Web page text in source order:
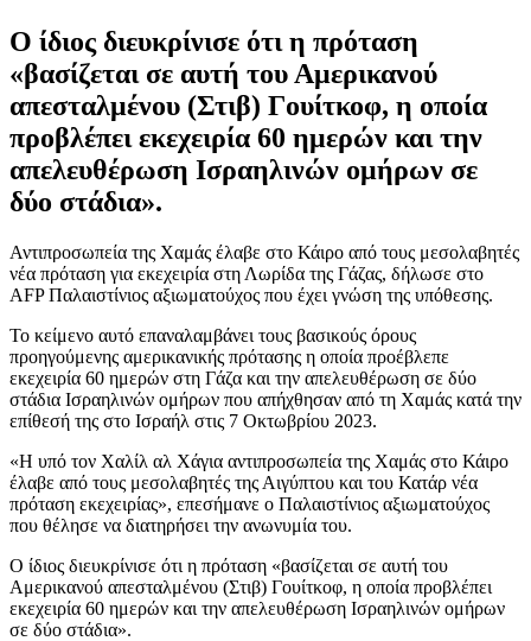
Ο ίδιος διευκρίνισε ότι η πρόταση
«βασίζεται σε αυτή του Αμερικανού
απεσταλμένου (Στιβ) Γουίτκοφ, η οποία
προβλέπει εκεχειρία 60 ημερών και την
απελευθέρωση Ισραηλινών ομήρων σε
δύο στάδια».
Αντιπροσωπεία της Χαμάς έλαβε στο Κάιρο από τους μεσολαβητές
νέα πρόταση για εκεχειρία στη Λωρίδα της Γάζας, δήλωσε στο
AFP Παλαιστίνιος αξιωματούχος που έχει γνώση της υπόθεσης.
Το κείμενο αυτό επαναλαμβάνει τους βασικούς όρους
προηγούμενης αμερικανικής πρότασης η οποία προέβλεπε
εκεχειρία 60 ημερών στη Γάζα και την απελευθέρωση σε δύο
στάδια Ισραηλινών ομήρων που απήχθησαν από τη Χαμάς κατά την
επίθεσή της στο Ισραήλ στις 7 Οκτωβρίου 2023.
«Η υπό τον Χαλίλ αλ Χάγια αντιπροσωπεία της Χαμάς στο Κάιρο
έλαβε από τους μεσολαβητές της Αιγύπτου και του Κατάρ νέα
πρόταση εκεχειρίας», επεσήμανε ο Παλαιστίνιος αξιωματούχος
που θέλησε να διατηρήσει την ανωνυμία του.
Ο ίδιος διευκρίνισε ότι η πρόταση «βασίζεται σε αυτή του
Αμερικανού απεσταλμένου (Στιβ) Γουίτκοφ, η οποία προβλέπει
εκεχειρία 60 ημερών και την απελευθέρωση Ισραηλινών ομήρων
σε δύο στάδια».